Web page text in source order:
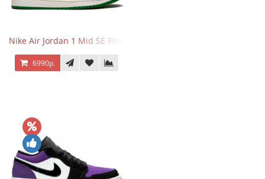
Nike Air Jordan 1 Mid SE Pine Green
6990р.